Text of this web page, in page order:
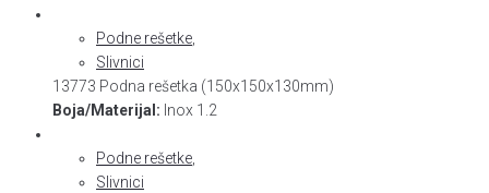
Podne rešetke
Slivnici
13773 Podna rešetka (150x150x130mm)
Boja/Materijal: Inox 1.2
Podne rešetke
Slivnici